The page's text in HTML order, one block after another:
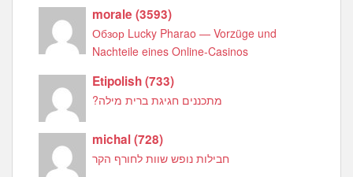
morale(3593)
Обзор Lucky Pharao — Vorzüge und
Nachteile eines Online-Casinos
Etipolish(733)
מתכננים חגיגת ברית מילה?
michal(728)
חבילות נופש שוות לחורף הקר